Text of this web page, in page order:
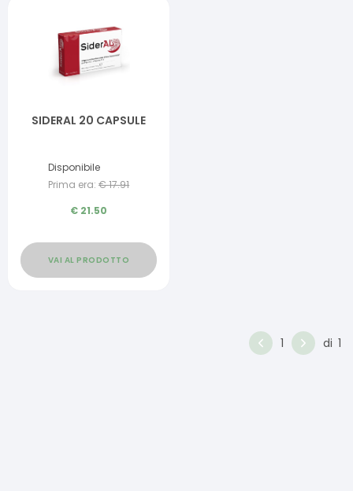
SIDERAL 20 CAPSULE
Disponibile
Prima era: €17.91
€ 21.50
VAI AL PRODOTTO
1 di 1